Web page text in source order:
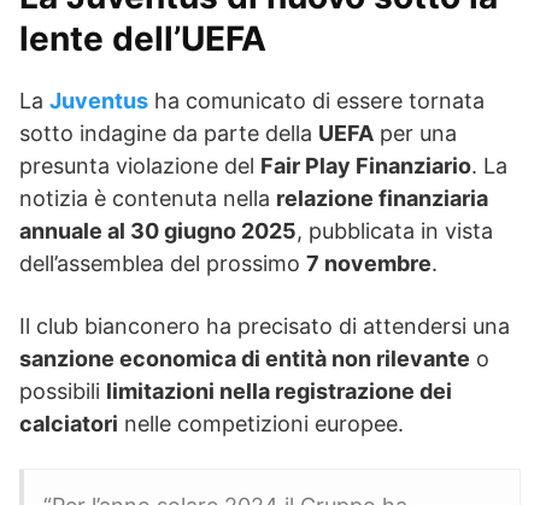
lente dell’UEFA
La Juventus ha comunicato di essere tornata
sotto indagine da parte della UEFA per una
presunta violazione del Fair Play Finanziario. La
notizia è contenuta nella relazione finanziaria
annuale al 30 giugno 2025, pubblicata in vista
dell’assemblea del prossimo 7 novembre.
Il club bianconero ha precisato di attendersi una
sanzione economica di entità non rilevante o
possibili limitazioni nella registrazione dei
calciatori nelle competizioni europee.